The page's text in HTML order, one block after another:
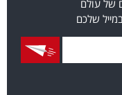
של עולם
שלכם